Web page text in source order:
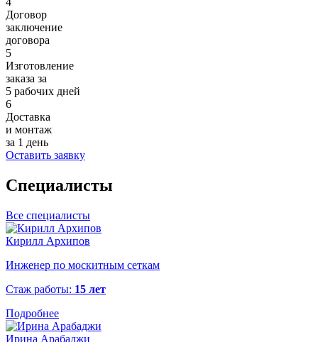
Договор
заключение
договора
5
Изготовление
заказа за
5 рабочих дней
6
Доставка
и монтаж
за 1 день
Оставить заявку
Специалисты
Все специалисты
Кирилл Архипов
Инженер по москитным сеткам
Стаж работы: 15 лет
Подробнее
Ирина Арабаджи